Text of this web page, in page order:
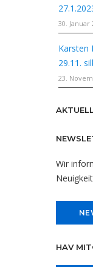
30. Januar
Karsten
29.11.
23.
Wir
HAV